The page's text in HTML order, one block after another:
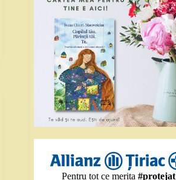
Pentru tot ce merita#protejat